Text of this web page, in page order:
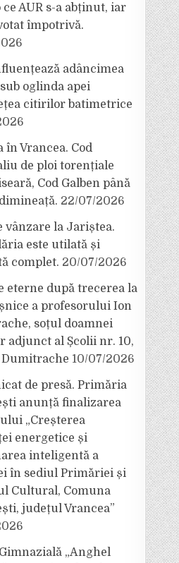
AUR s-a abținut, iar
împotrivă.
adâncimea
oglinda apei
citirilor batimetrice
în Vrancea. Cod
de ploi torențiale
Cod Galben până
22/07/2026
vânzare la Jariștea.
este utilată și
complet. 20/07/2026
eterne după trecerea la
a profesorului Ion
soțul doamnei
adjunct al Școlii nr. 10,
10/07/2026
de presă. Primăria
anunță finalizarea
„Creșterea
energetice și
inteligentă a
în sediul Primăriei și
Cultural, Comuna
județul Vrancea”
„Anghel